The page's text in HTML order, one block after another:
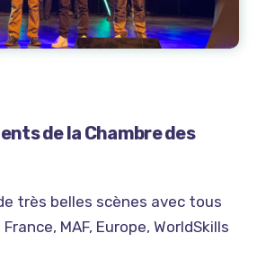
de la Chambre des
très belles scènes avec tous
MAF, Europe, WorldSkills